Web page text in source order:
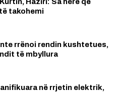
takohemi
rrënoi rendin kushtetues,
të mbyllura
në rrjetin elektrik,